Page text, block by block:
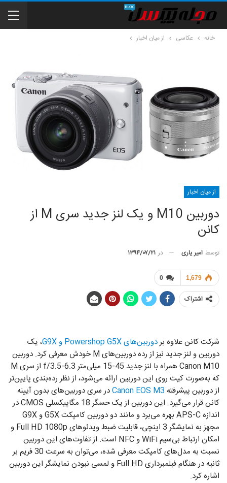
خانه عکاسی از میان اخبار
از میان اخبار
دوربین M10 و یک لنز جدید سری M از
کانن
توسط امیر یاری در ۱۳۹۴/۰۷/۲۱
0 1,679
اشتراک
شرکت کانن علاوه بردوربین‌های Powershop G5X و G9X
، یک
دوربین و لنز جدید نیز از رده دوربین‌های M خودش معرفی کرد. دوربین
Canon M10 همراه با لنز جدید 45-15 میلی‌متر f/3.5-6.3 از سری M
که به‌صورت کیت روی این دوربین ارائه می‌شود، از نظر رده‌بندی پایین‌تر
از دوربین پیشرفته Canon EOS M3در سری دوربین‌های بدون آیینه
کانن قرار می‌گیرد. این دوربین از یک حسگر 18 مگاپیکسلی CMOS در
اندازه APS-C بهره‌ می‌برد و مانند دو دوربین کامپکت G5X و G9X
مجهز به نمایشگر 3 اینچی، قابلیت ضبط ویدئو‌های Full HD 1080p و
امکان ارتباط بی‌سیم WiFi و NFC است. از تفاوت‌های این دوربین
نسبت به مدل‌های کامپکت معرفی شده، می‌توان به سرعت 30 فریم بر
ثانیه در هنگام فیلمبرداری Full HD و لمسی نبودن نمایشگر این دوربین
اشاره کرد.